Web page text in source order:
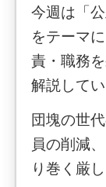
今週は「
をテーマ
責・職務
解説してい
団塊の世
員の削減
り巻く厳